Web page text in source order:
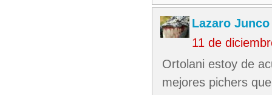
Lazaro Junco
11 de
Ortolani estoy de
mejores pichers